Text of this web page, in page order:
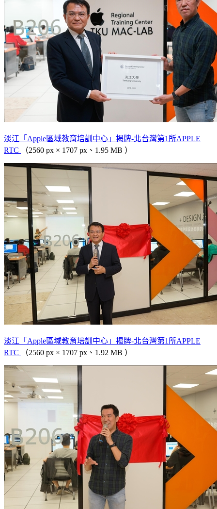
淡江「Apple區域教育培訓中心」揭牌-北台灣第1所APPLE
RTC
（2560 px × 1707 px、1.95 MB ）
淡江「Apple區域教育培訓中心」揭牌-北台灣第1所APPLE
RTC
（2560 px × 1707 px、1.92 MB ）